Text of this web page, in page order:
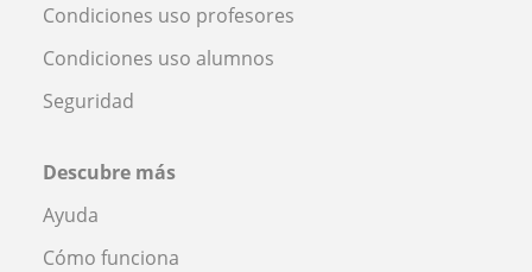
Condiciones uso profesores
Condiciones uso alumnos
Seguridad
Descubre más
Ayuda
Cómo funciona